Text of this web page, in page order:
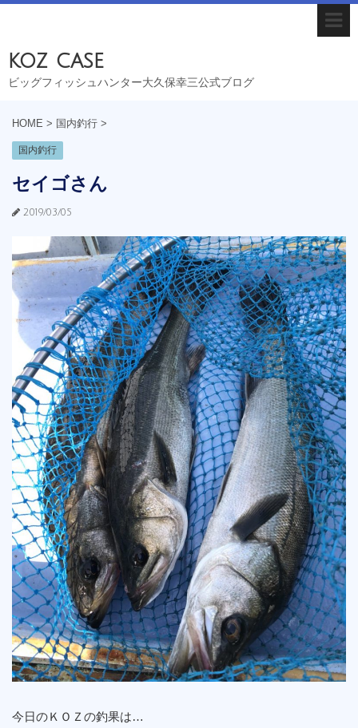
koz case
ビッグフィッシュハンター大久保幸三公式ブログ
HOME > 国内釣行 >
国内釣行
セイゴさん
2019/03/05
今日のＫＯＺの釣果は…